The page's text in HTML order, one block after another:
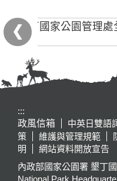
:::
政風信箱
中英日雙語
策
維護與管理規範
明
網站資料開放宣告
內政部國家公園署 墾丁
National Park